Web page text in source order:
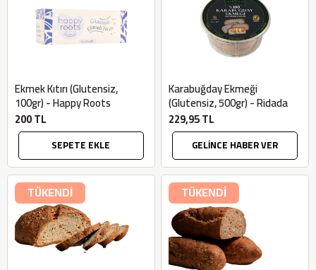
Ekmek Kıtırı (Glutensiz,
100gr) - Happy Roots
200 TL
SEPETE EKLE
Karabuğday Ekmeği
(Glutensiz, 500gr) - Ridada
229,95 TL
GELİNCE HABER VER
TÜKENDİ TÜKENDİ